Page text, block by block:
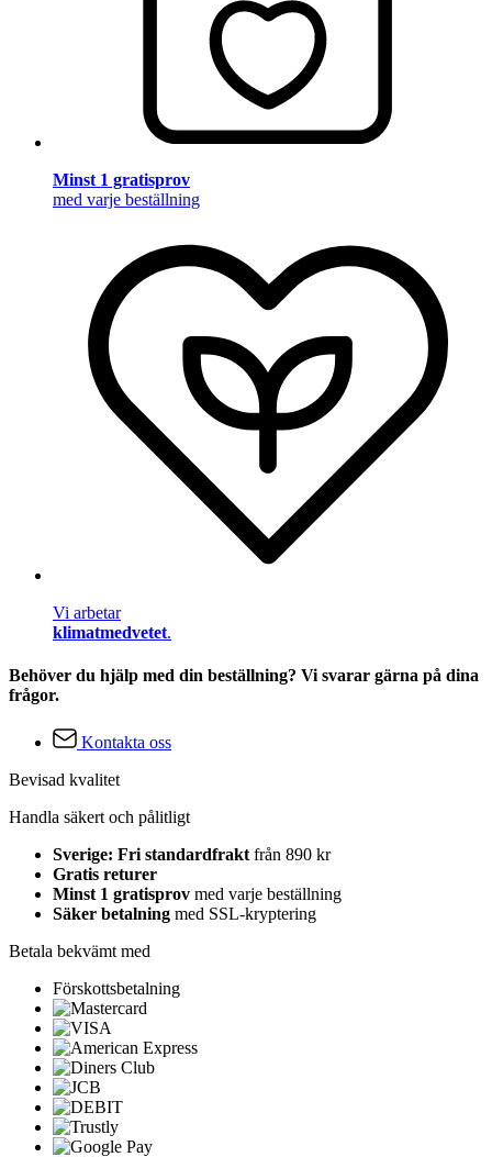
Minst 1 gratisprov
med varje beställning
Vi arbetar
klimatmedvetet.
Behöver du hjälp med din beställning? Vi svarar gärna på dina
frågor.
Kontakta oss
Bevisad kvalitet
Handla säkert och pålitligt
Sverige: Fri standardfrakt från 890 kr
Gratis returer
Minst 1 gratisprov med varje beställning
Säker betalning med SSL-kryptering
Betala bekvämt med
Förskottsbetalning